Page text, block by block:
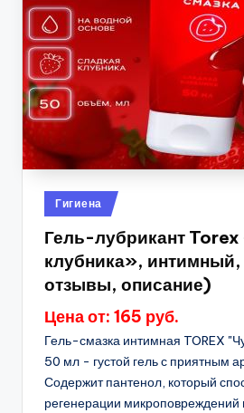
Опубликовано
в
Гигиена
Гель-лубрикант
клубника»,
отзывы, описание)
Цена от: 165 руб.
Гель-смазка интимная TOREX
50 мл - густой гель с приятным
Содержит пантенол, который
регенерации микроповреждений